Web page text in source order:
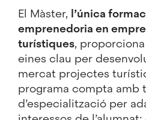
El Màster, l’única
emprenedoria en
turístiques,
eines clau per
mercat projectes
programa compta amb
d’especialització per